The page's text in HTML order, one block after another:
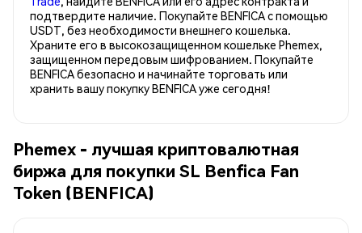
подтвердите наличие. Покупайте BENFICA с помощью
USDT, без необходимости внешнего кошелька.
Храните его в высокозащищенном кошельке Phemex,
защищенном передовым шифрованием. Покупайте
BENFICA безопасно и начинайте торговать или
хранить вашу покупку BENFICA уже сегодня!
Phemex - лучшая криптовалютная
биржа для покупки SL Benfica Fan
Token (BENFICA)